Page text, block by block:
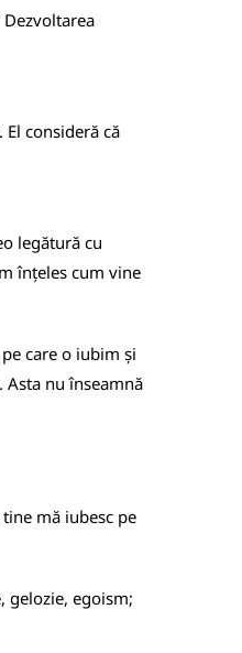
Dezvoltarea
consideră că
legătură cu
înțeles cum vine
care o iubim și
Asta nu înseamnă
mă iubesc pe
gelozie, egoism;